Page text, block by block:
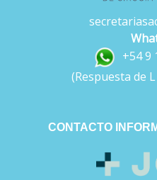
+54 9
(Respuesta de
CONTACTO